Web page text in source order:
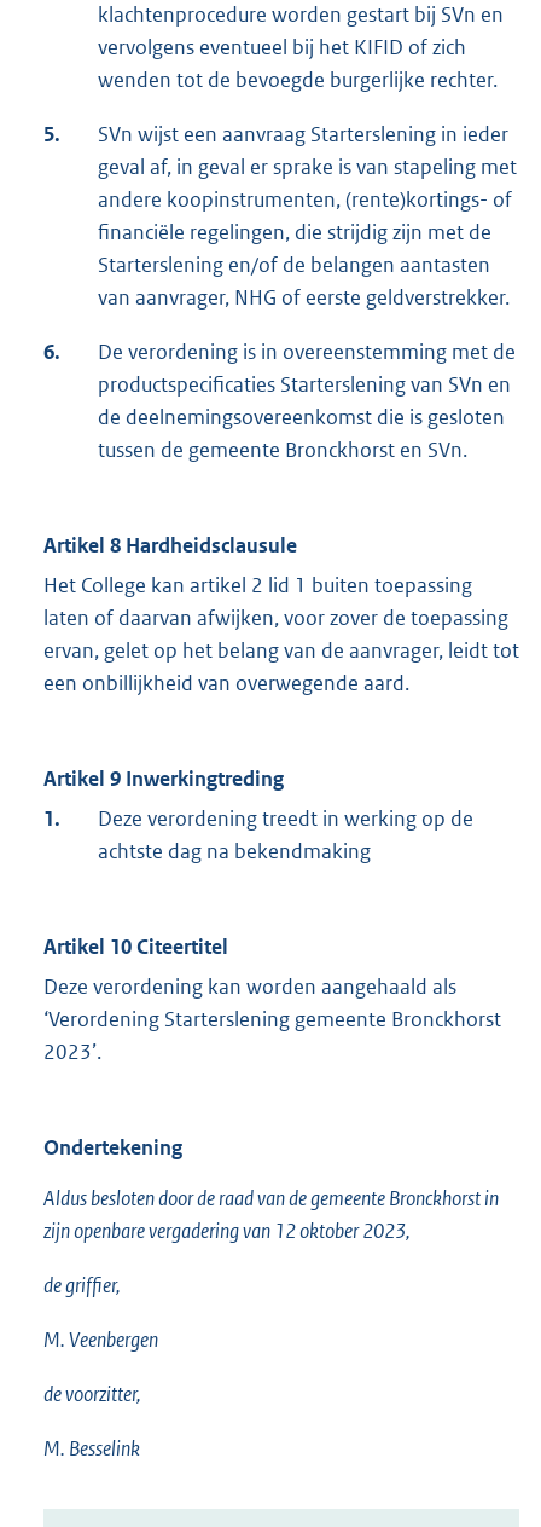
klachtenprocedure worden gestart bij SVn en
vervolgens eventueel bij het KIFID of zich
wenden tot de bevoegde burgerlijke rechter.
5.
SVn wijst een aanvraag Starterslening in ieder
geval af, in geval er sprake is van stapeling met
andere koopinstrumenten, (rente)kortings- of
financiële regelingen, die strijdig zijn met de
Starterslening en/of de belangen aantasten
van aanvrager, NHG of eerste geldverstrekker.
6.
De verordening is in overeenstemming met de
productspecificaties Starterslening van SVn en
de deelnemingsovereenkomst die is gesloten
tussen de gemeente Bronckhorst en SVn.
Artikel 8 Hardheidsclausule
Het College kan artikel 2 lid 1 buiten toepassing
laten of daarvan afwijken, voor zover de toepassing
ervan, gelet op het belang van de aanvrager, leidt tot
een onbillijkheid van overwegende aard.
Artikel 9 Inwerkingtreding
1.
Deze verordening treedt in werking op de
achtste dag na bekendmaking
Artikel 10 Citeertitel
Deze verordening kan worden aangehaald als
‘Verordening Starterslening gemeente Bronckhorst
2023’.
Ondertekening
Aldus besloten door de raad van de gemeente Bronckhorst in
zijn openbare vergadering van 12 oktober 2023,
de griffier,
M. Veenbergen
de voorzitter,
M. Besselink